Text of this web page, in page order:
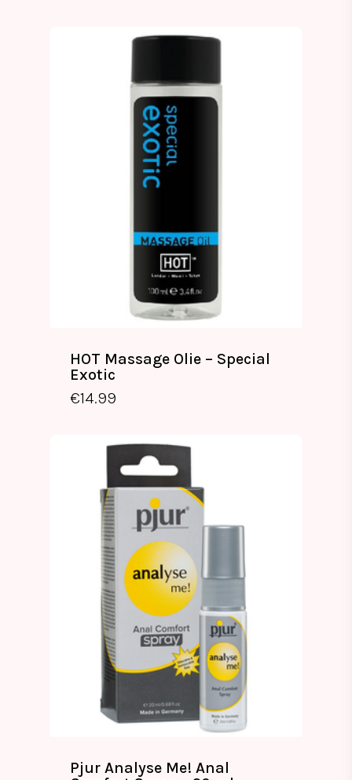
HOT Massage Olie – Special
Exotic
€14.99
Pjur Analyse Me! Anal